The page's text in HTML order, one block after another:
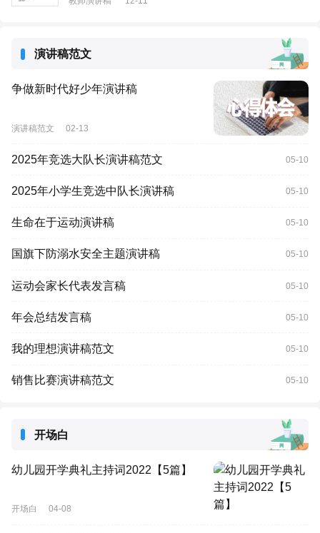
演讲稿范文
争做新时代好少年演讲稿
演讲稿范文 02-13
2025年竞选大队长演讲稿范文 05-10
2025年小学生竞选中队长演讲稿 05-10
生命在于运动演讲稿 05-10
国旗下防溺水安全主题演讲稿 05-10
运动会家长代表发言稿 05-10
年会总结发言稿 05-10
我的理想演讲稿范文 05-10
销售比赛演讲稿范文 05-10
开场白
幼儿园开学典礼主持词2022【5篇】
开场白 04-08